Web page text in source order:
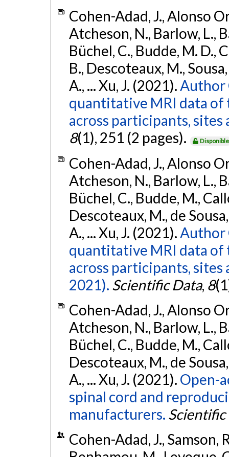
Cohen-Adad, J., Alonso
Atcheson, N., Barlow, L.,
Büchel, C., Budde, M. D.,
B., Descoteaux, M.,
A., ... Xu, J. (2021).Author
quantitative MRI data
across participants,
8(1), 251 (2 pages). Disponible
Cohen-Adad, J., Alonso
Atcheson, N., Barlow, L.,
Büchel, C., Budde, M.,
Descoteaux, M., de
A., ... Xu, J. (2021). Author
quantitative MRI data
across participants, sites
2021). Scientific Data, 8
Cohen-Adad, J., Alonso
Atcheson, N., Barlow, L.,
Büchel, C., Budde, M.,
Descoteaux, M., de
A., ... Xu, J. (2021). Open-
spinal cord and
manufacturers. Scientific
Cohen-Adad, J., Samson,